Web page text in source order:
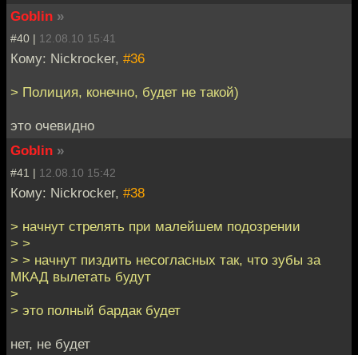
Goblin »
#40 | 12.08.10 15:41
Кому: Nickrocker, #36
> Полиция, конечно, будет не такой)
это очевидно
Goblin »
#41 | 12.08.10 15:42
Кому: Nickrocker, #38
> начнут стрелять при малейшем подозрении
> >
> > начнут пиздить несогласных так, что зубы за
МКАД вылетать будут
>
> это полный бардак будет
нет, не будет